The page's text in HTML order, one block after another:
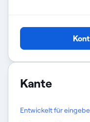
Kante
Entwickelt für